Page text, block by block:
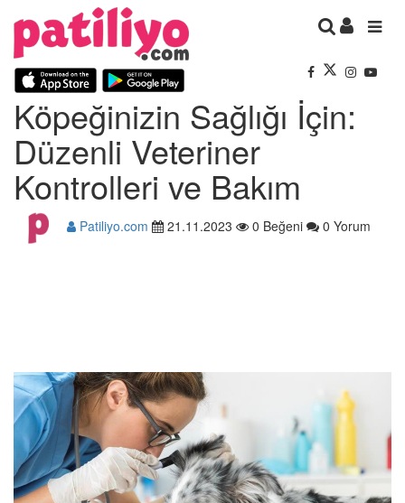
Köpeğinizin Sağlığı İçin:
Düzenli Veteriner
Kontrolleri ve Bakım
Patiliyo.com 21.11.2023 0 Beğeni 0 Yorum